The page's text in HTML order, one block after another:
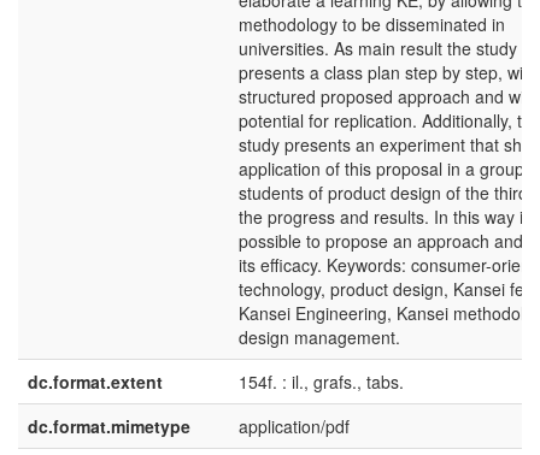
methodology to be disseminated in
universities. As main result the study
presents a class plan step by step,
structured proposed approach and with
potential for replication. Additionally, the
study presents an experiment that
application of this proposal in a group
students of product design of the third
the progress and results. In this way it
possible to propose an approach and
its efficacy. Keywords: consumer-
technology, product design, Kansei
Kansei Engineering, Kansei
design management.
dc.format.extent
154f. : il., grafs., tabs.
dc.format.mimetype
application/pdf